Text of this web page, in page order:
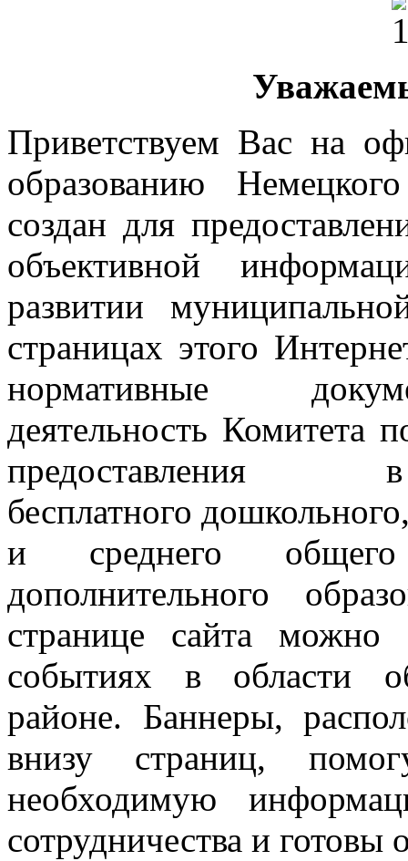
Приветствуем Вас на
образованию
создан для
объективной
развитии
страницах этого
нормативные
деятельность
предоставления в
бесплатного
и среднего
дополнительного
странице сайта можно
событиях в области
районе. Баннеры,
внизу страниц,
необходимую
сотрудничества и